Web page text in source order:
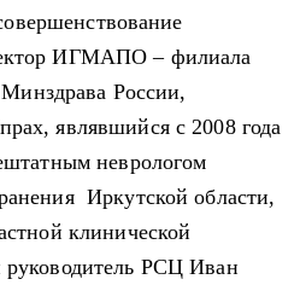
ИГМАПО – филиала
России,
являвшийся с 2008 года
неврологом
Иркутской области,
клинической
РСЦ Иван